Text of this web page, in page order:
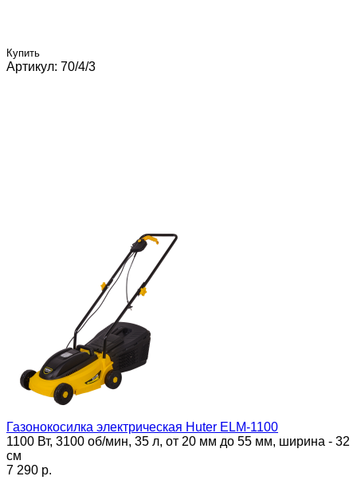
Купить
Артикул: 70/4/3
Газонокосилка электрическая Huter ELM-1100
1100 Вт, 3100 об/мин, 35 л, от 20 мм до 55 мм, ширина - 32
см
7 290 p.